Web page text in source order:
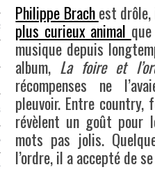
Philippe Brachest
plus curieux animal
musique depuis
album, La foire et
récompenses ne
pleuvoir. Entre country,
révèlent un goût pour
mots pas jolis.
l’ordre, il a accepté de